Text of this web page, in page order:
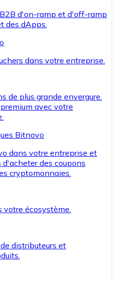
d'on-ramp et d'off-ramp
des dApps.
dans votre entreprise.
de plus grande envergure.
avec votre
Bitnovo
dans votre entreprise et
des coupons
cryptomonnaies.
votre écosystème.
distributeurs et